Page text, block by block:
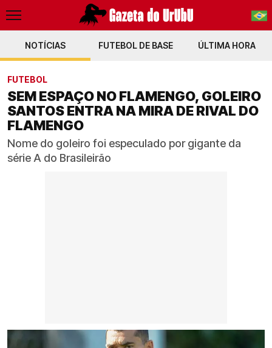
PT-BR
NOTÍCIAS FUTEBOL DE BASE ÚLTIMA HORA
FUTEBOL
SEM ESPAÇO NO FLAMENGO, GOLEIRO
SANTOS ENTRA NA MIRA DE RIVAL DO
FLAMENGO
Nome do goleiro foi especulado por gigante da
série A do Brasileirão